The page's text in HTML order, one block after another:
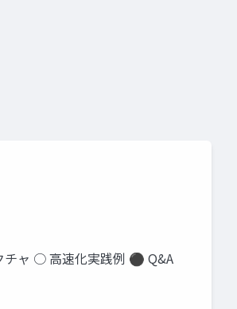
チャ ○ 高速化実践例 ⚫ Q&A